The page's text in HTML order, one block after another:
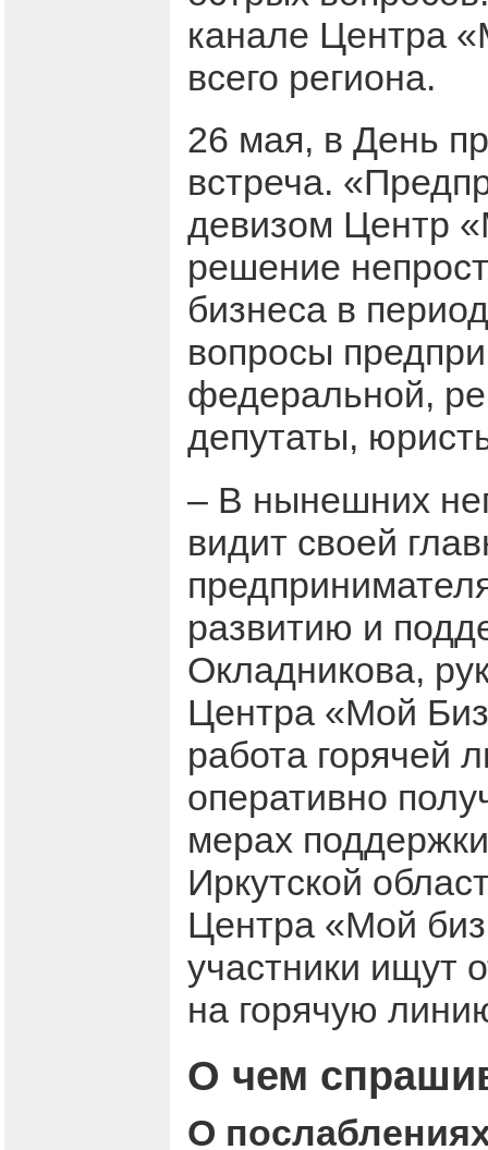
канале Центра
всего региона.
26 мая, в День
встреча.
девизом Центр
решение
бизнеса в
вопросы
федеральной,
депутаты,
– В нынешних
видит своей
развитию и
Окладникова,
Центра «Мой
работа горячей
оперативно
мерах
Иркутской
Центра «Мой
участники ищут
на горячую
О чем
О